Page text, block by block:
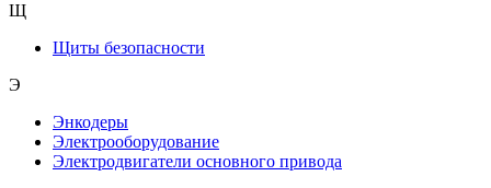
Щ
Щиты безопасности
Э
Энкодеры
Электрооборудование
Электродвигатели основного привода